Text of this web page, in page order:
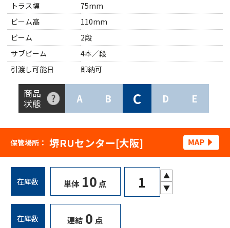
トラス幅
75mm
ビーム高
110mm
ビーム
2段
サブビーム
4本／段
引渡し可能日
即納可
商品
状態
A B C D E
保管場所： 堺RUセンター[大阪]
在庫数 単体 10 点
▲
▼
在庫数 連結 0 点